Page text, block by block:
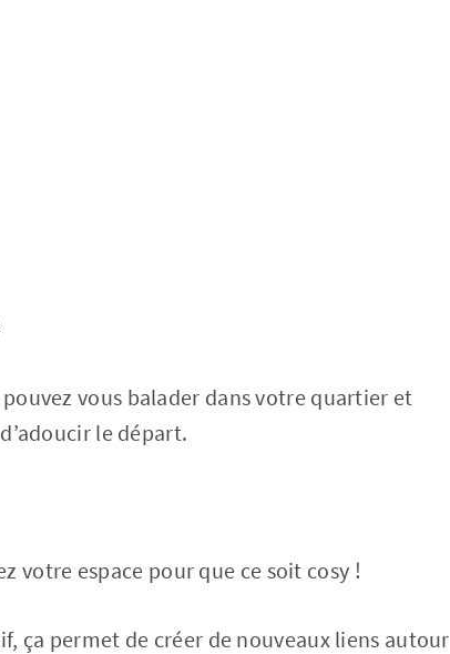
vous balader dans votre quartier et
le départ.
votre espace pour que ce soit cosy !
ça permet de créer de nouveaux liens autour